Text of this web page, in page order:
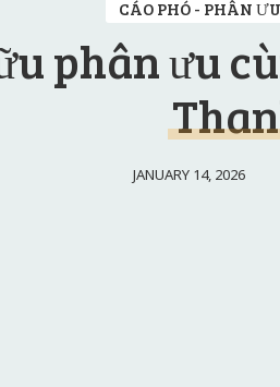
CÁO PHÓ - PHÂN
phân ưu
JANUARY 14, 2026